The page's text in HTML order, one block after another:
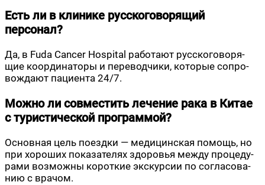
Есть ли в клинике русскоговорящий
персонал?
Да, в Fuda Cancer Hospital рабо­та­ют рус­ско­го­во­ря­
щие коор­ди­на­то­ры и пере­вод­чи­ки, кото­рые сопро­
вож­да­ют паци­ен­та 24/7.
Можно ли совместить лечение рака в Китае
с туристической программой?
Основ­ная цель поезд­ки — меди­цин­ская помощь, но
при хоро­ших пока­за­те­лях здо­ро­вья меж­ду про­це­ду­
ра­ми воз­мож­ны корот­кие экс­кур­сии по согла­со­ва­
нию с врачом.